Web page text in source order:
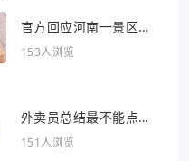
官方回应河南一景区推
出虎景房
153人浏览
外卖员总结最不能点的
外卖
151人浏览